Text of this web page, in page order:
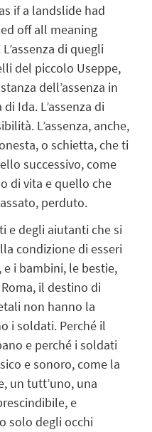
if a landslide had
off all meaning
di quegli
del piccolo Useppe,
dell’assenza in
Ida. L’assenza di
L’assenza, anche,
o schietta, che ti
successivo, come
di vita e quello che
perduto.
e degli aiutanti che si
condizione di esseri
i bambini, le bestie,
il destino di
non hanno la
i soldati. Perché il
e perché i soldati
e sonoro, come la
un tutt’uno, una
e
solo degli occhi